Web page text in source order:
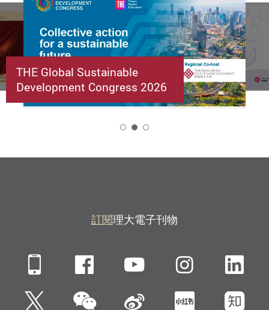
THE Global Sustainable
Development Congress 2026
訂閱理大電子刊物
Mobile FacebookYouTube
Twitter微信 新浪微博小紅書知